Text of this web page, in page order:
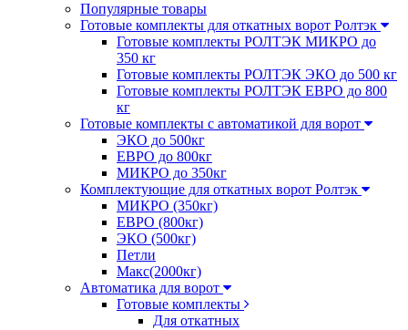
Популярные товары
Готовые комплекты для откатных ворот Ролтэк
Готовые комплекты РОЛТЭК МИКРО до
350 кг
Готовые комплекты РОЛТЭК ЭКО до 500 кг
Готовые комплекты РОЛТЭК ЕВРО до 800
кг
Готовые комплекты с автоматикой для ворот
ЭКО до 500кг
ЕВРО до 800кг
МИКРО до 350кг
Комплектующие для откатных ворот Ролтэк
МИКРО (350кг)
ЕВРО (800кг)
ЭКО (500кг)
Петли
Макс(2000кг)
Автоматика для ворот
Готовые комплекты
Для откатных